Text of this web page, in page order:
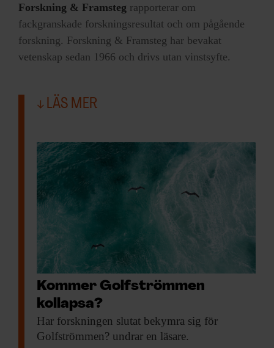
Forskning & Framsteg rapporterar om
fackgranskade forskningsresultat och om pågående
forskning. Forskning & Framsteg har bevakat
vetenskap sedan 1966 och drivs utan vinstsyfte.
LÄS MER
Kommer Golfströmmen
kollapsa?
Har forskningen slutat bekymra sig för
Golfströmmen? undrar en läsare.